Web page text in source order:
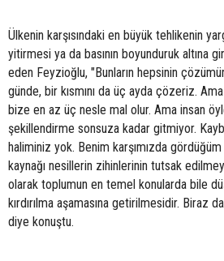
Ülkenin karşısındaki en büyük tehlikenin
yitirmesi ya da basının boyunduruk altına
eden Feyzioğlu, "Bunların hepsinin
günde, bir kısmını da üç ayda çözeriz.
bize en az üç nesle mal olur. Ama insan
şekillendirme sonsuza kadar gitmiyor.
haliminiz yok. Benim karşımızda
kaynağı nesillerin zihinlerinin tutsak
olarak toplumun en temel konularda bile
kırdırılma aşamasına getirilmesidir. Biraz
diye konuştu.